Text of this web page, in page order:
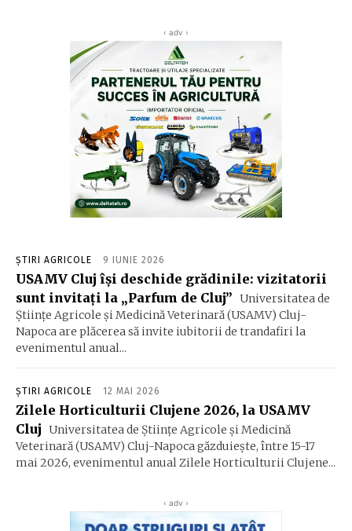
‹ adv ›
ȘTIRI AGRICOLE 9 IUNIE 2026
USAMV Cluj își deschide grădinile: vizitatorii
sunt invitați la „Parfum de Cluj” Universitatea de
Ştiinţe Agricole şi Medicină Veterinară (USAMV) Cluj-
Napoca are plăcerea să invite iubitorii de trandafiri la
evenimentul anual...
ȘTIRI AGRICOLE 12 MAI 2026
Zilele Horticulturii Clujene 2026, la USAMV
Cluj Universitatea de Științe Agricole și Medicină
Veterinară (USAMV) Cluj-Napoca găzduiește, între 15-17
mai 2026, evenimentul anual Zilele Horticulturii Clujene...
‹ adv ›